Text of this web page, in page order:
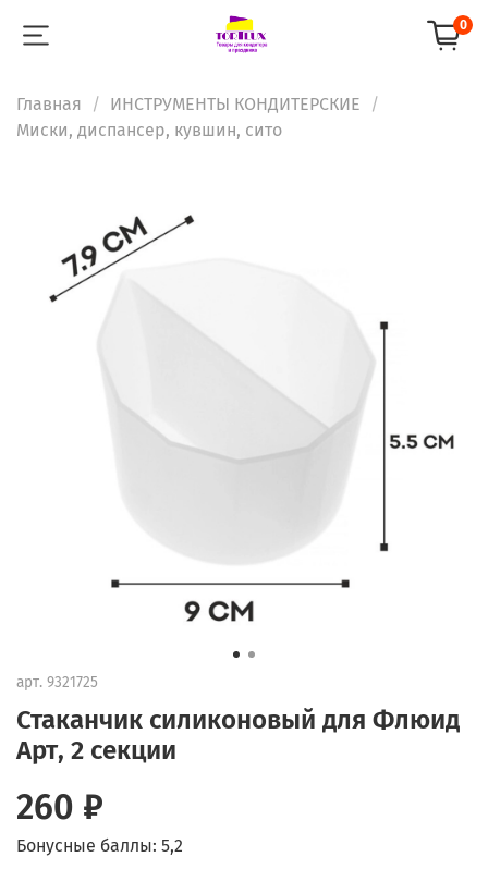
0
Главная
ИНСТРУМЕНТЫ КОНДИТЕРСКИЕ
Миски, диспансер, кувшин, сито
арт. 9321725
Стаканчик силиконовый для Флюид
Арт, 2 секции
260 ₽
Бонусные баллы: 5,2